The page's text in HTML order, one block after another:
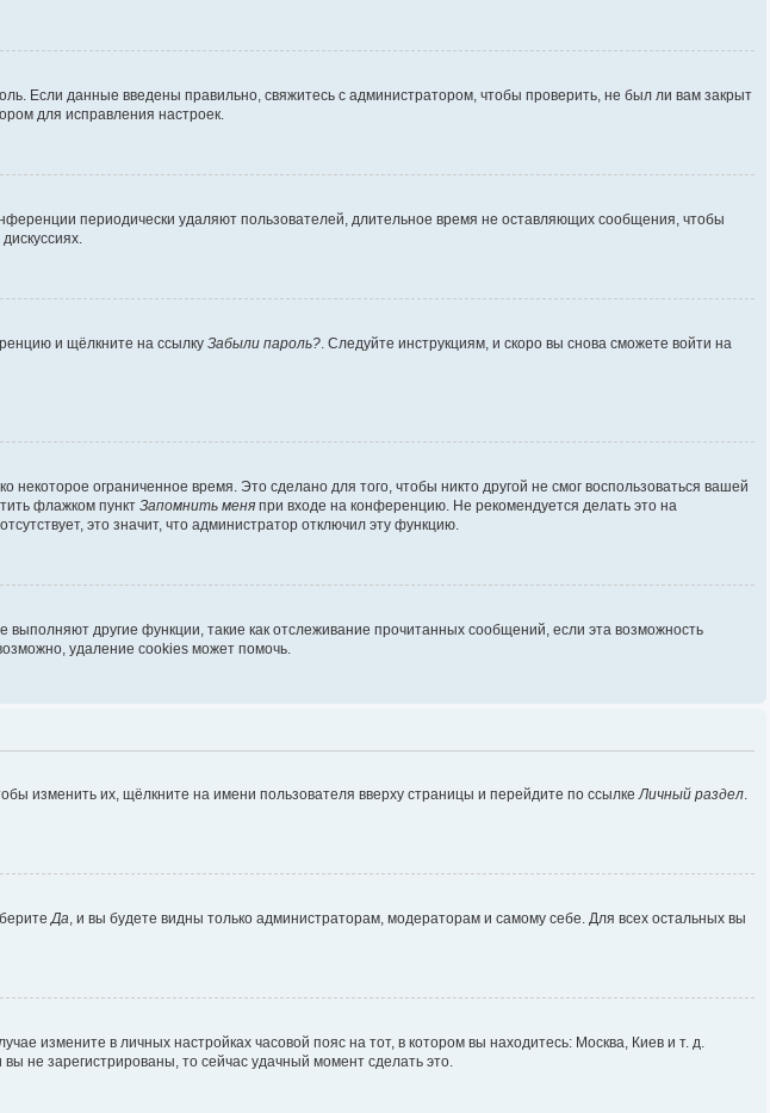
Если данные введены правильно, свяжитесь с администратором, чтобы проверить, не был ли вам закрыт
для исправления настроек.
периодически удаляют пользователей, длительное время не оставляющих сообщения, чтобы
и щёлкните на ссылку Забыли пароль?. Следуйте инструкциям, и скоро вы снова сможете войти на
ограниченное время. Это сделано для того, чтобы никто другой не смог воспользоваться вашей
флажком пункт Запомнить меня при входе на конференцию. Не рекомендуется делать это на
отсутствует, это значит, что администратор отключил эту функцию.
другие функции, такие как отслеживание прочитанных сообщений, если эта возможность
удаление cookies может помочь.
изменить их, щёлкните на имени пользователя вверху страницы и перейдите по ссылкеЛичный раздел.
Да, и вы будете видны только администраторам, модераторам и самому себе. Для всех остальных вы
измените в личных настройках часовой пояс на тот, в котором вы находитесь: Москва, Киев и т. д.
не зарегистрированы, то сейчас удачный момент сделать это.